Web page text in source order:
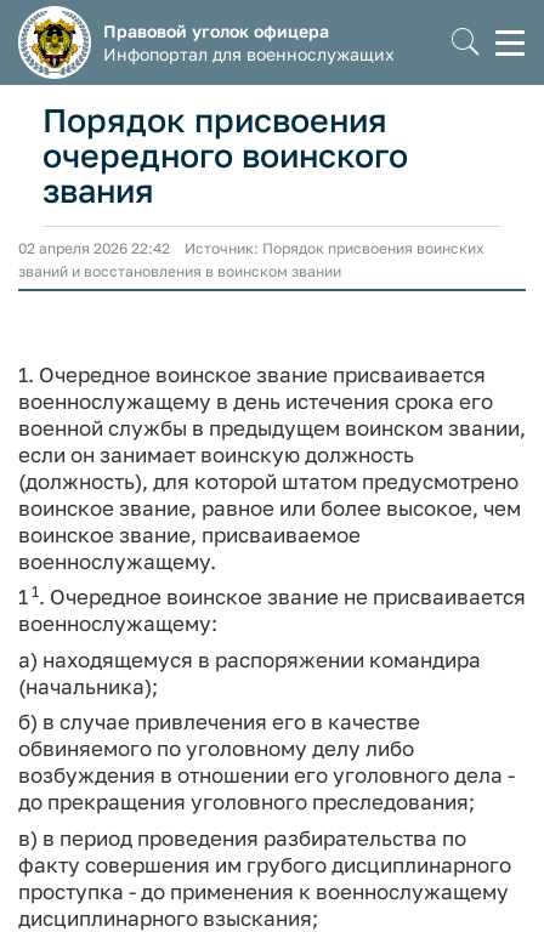
Правовой уголок офицера
Инфопортал для военнослужащих
Порядок присвоения
очередного воинского
звания
02 апреля 2026 22:42 Источник: Порядок присвоения воинских
званий и восстановления в воинском звании
1. Очередное воинское звание присваивается
военнослужащему в день истечения срока его
военной службы в предыдущем воинском звании,
если он занимает воинскую должность
(должность), для которой штатом предусмотрено
воинское звание, равное или более высокое, чем
воинское звание, присваиваемое
военнослужащему.
1 1 . Очередное воинское звание не присваивается
военнослужащему:
а) находящемуся в распоряжении командира
(начальника);
б) в случае привлечения его в качестве
обвиняемого по уголовному делу либо
возбуждения в отношении его уголовного дела -
до прекращения уголовного преследования;
в) в период проведения разбирательства по
факту совершения им грубого дисциплинарного
проступка - до применения к военнослужащему
дисциплинарного взыскания;